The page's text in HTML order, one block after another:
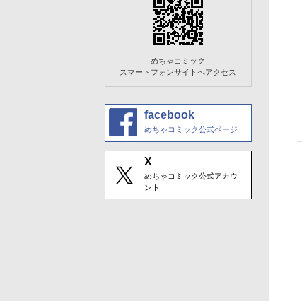
めちゃコミック
スマートフォンサイトへアクセス
facebook
めちゃコミック公式ページ
X
めちゃコミック公式アカウ
ント